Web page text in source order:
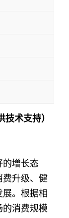
术支持）
的增长态
费升级、健
。根据相
的消费规模